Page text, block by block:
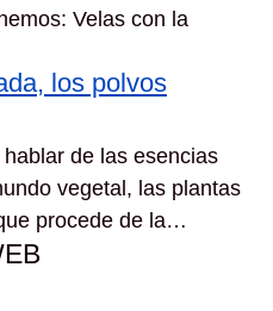
Velas con la
los polvos
de las esencias
vegetal, las plantas
procede de la…